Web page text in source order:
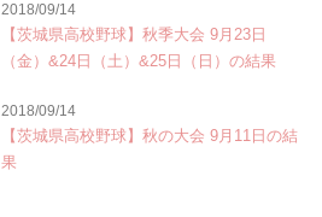
2018/09/14
【茨城県高校野球】秋季大会 9月23日
（金）&24日（土）&25日（日）の結果
2018/09/14
【茨城県高校野球】秋の大会 9月11日の結
果